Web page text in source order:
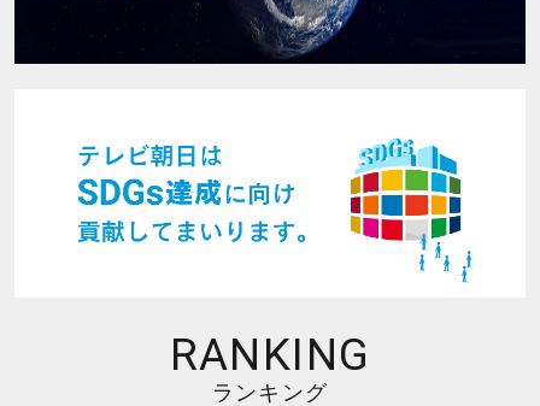
RANKING
ランキング